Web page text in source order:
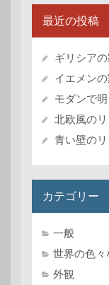
最近の投稿
ギリシア
イエメン
モダンで
北欧風の
青い壁の
カテゴリー
一般
世界の色々
外観